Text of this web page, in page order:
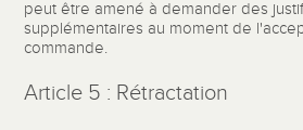
peut être amené à demander des
supplémentaires au moment de
commande.
Article 5 : Rétractation